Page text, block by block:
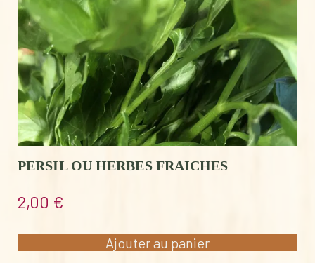
PERSIL OU HERBES FRAICHES
2,00 €
Ajouter au panier